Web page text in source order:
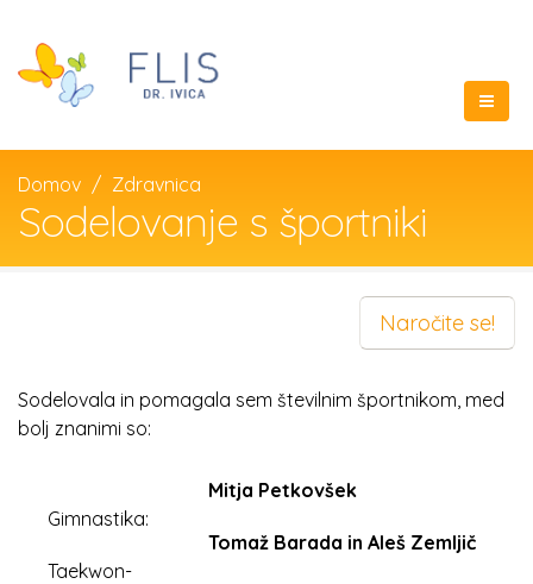
Domov Zdravnica
Sodelovanje s športniki
Naročite se!
Sodelovala in pomagala sem številnim športnikom, med
bolj znanimi so:
Gimnastika:
Taekwon-
Mitja Petkovšek
Tomaž Barada in Aleš Zemljič